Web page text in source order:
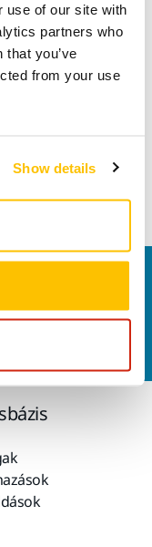
use of our site with
partners who
you’ve
from your use
Show details
Letöltések
jól használható
területen.
az optimális
csapatunk